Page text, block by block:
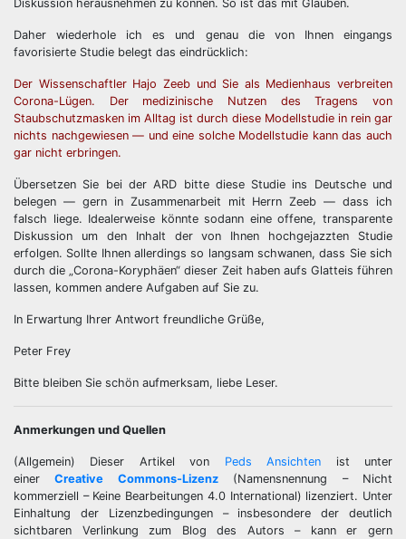
Diskussion herausnehmen zu können. So ist das mit Glauben.
Daher wiederhole ich es und genau die von Ihnen eingangs
favorisierte Studie belegt das eindrücklich:
Der Wissenschaftler Hajo Zeeb und Sie als Medienhaus verbreiten
Corona-Lügen. Der medizinische Nutzen des Tragens von
Staubschutzmasken im Alltag ist durch diese Modellstudie in rein gar
nichts nachgewiesen — und eine solche Modellstudie kann das auch
gar nicht erbringen.
Übersetzen Sie bei der ARD bitte diese Studie ins Deutsche und
belegen — gern in Zusammenarbeit mit Herrn Zeeb — dass ich
falsch liege. Idealerweise könnte sodann eine offene, transparente
Diskussion um den Inhalt der von Ihnen hochgejazzten Studie
erfolgen. Sollte Ihnen allerdings so langsam schwanen, dass Sie sich
durch die „Corona-Koryphäen“ dieser Zeit haben aufs Glatteis führen
lassen, kommen andere Aufgaben auf Sie zu.
In Erwartung Ihrer Antwort freundliche Grüße,
Peter Frey
Bitte bleiben Sie schön aufmerksam, liebe Leser.
Anmerkungen und Quellen
(Allgemein) Dieser Artikel von Peds Ansichten ist unter
einerCreative Commons-Lizenz(Namensnennung – Nicht
kommerziell – Keine Bearbeitungen 4.0 International) lizenziert. Unter
Einhaltung der Lizenzbedingungen – insbesondere der deutlich
sichtbaren Verlinkung zum Blog des Autors – kann er gern